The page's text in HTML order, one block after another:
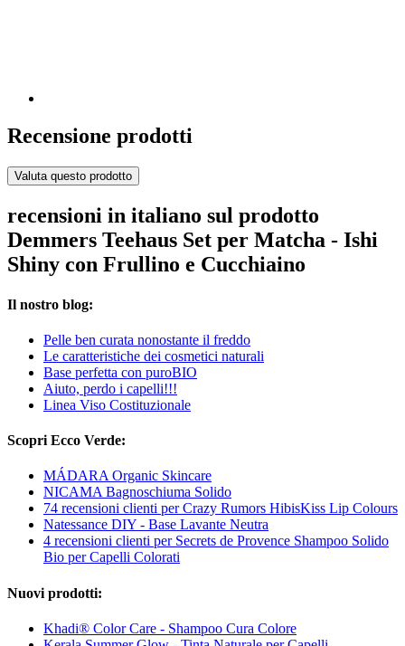
Recensione prodotti
Valuta questo prodotto
recensioni in italiano sul prodotto
Demmers Teehaus Set per Matcha - Ishi
Shiny con Frullino e Cucchiaino
Il nostro blog:
Pelle ben curata nonostante il freddo
Le caratteristiche dei cosmetici naturali
Base perfetta con puroBIO
Aiuto, perdo i capelli!!!
Linea Viso Costituzionale
Scopri Ecco Verde:
MÁDARA Organic Skincare
NICAMA Bagnoschiuma Solido
74 recensioni clienti per Crazy Rumors HibisKiss Lip Colours
Natessance DIY - Base Lavante Neutra
4 recensioni clienti per Secrets de Provence Shampoo Solido
Bio per Capelli Colorati
Nuovi prodotti:
Khadi® Color Care - Shampoo Cura Colore